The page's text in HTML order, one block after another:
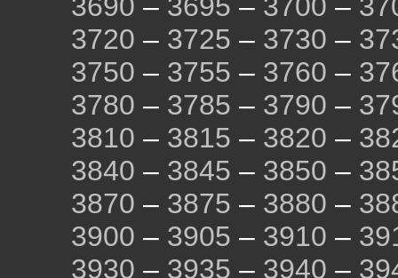
3690 – 3695 – 3700 –
3720 – 3725 – 3730 –
3750 – 3755 – 3760 –
3780 – 3785 – 3790 –
3810 – 3815 – 3820 –
3840 – 3845 – 3850 –
3870 – 3875 – 3880 –
3900 – 3905 – 3910 –
3930 – 3935 – 3940 –